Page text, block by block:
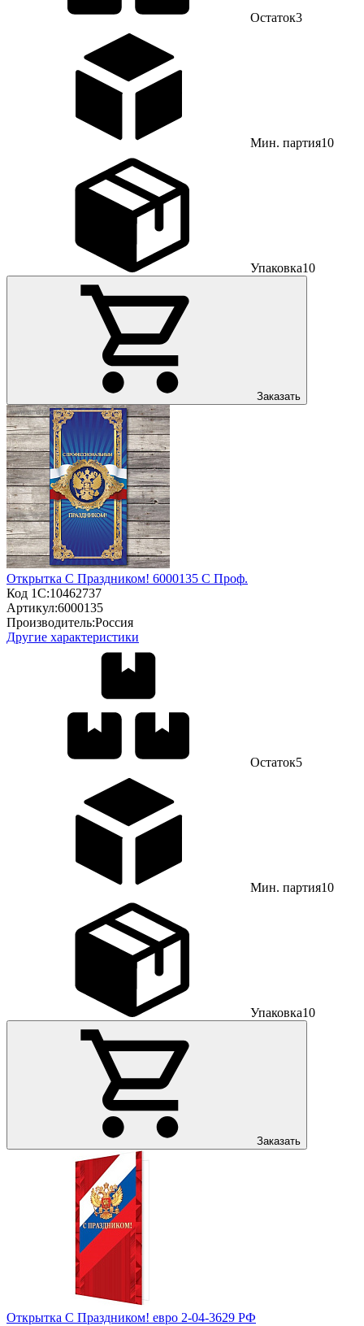
Остаток3
Мин. партия10
Упаковка10
Заказать
Открытка С Праздником! 6000135 С Проф.
Код 1С:10462737
Артикул:6000135
Производитель:Россия
Другие характеристики
Остаток5
Мин. партия10
Упаковка10
Заказать
Открытка С Праздником! евро 2-04-3629 РФ